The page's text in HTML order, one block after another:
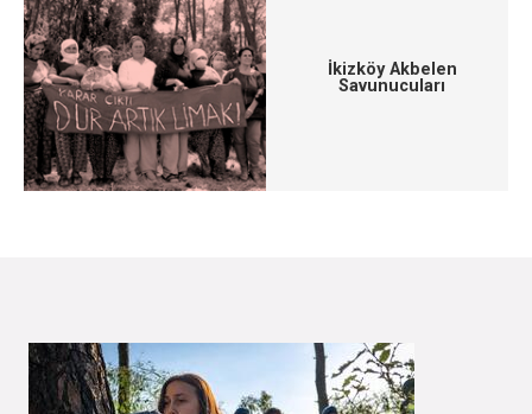
İkizköy Akbelen
Savunucuları